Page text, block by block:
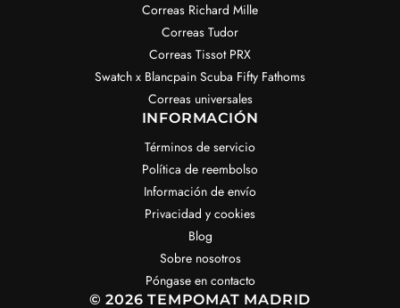
Correas Richard Mille
Correas Tudor
Correas Tissot PRX
Swatch x Blancpain Scuba Fifty Fathoms
Correas universales
INFORMACIÓN
Términos de servicio
Política de reembolso
Información de envío
Privacidad y cookies
Blog
Sobre nosotros
Póngase en contacto
© 2026 TEMPOMAT MADRID